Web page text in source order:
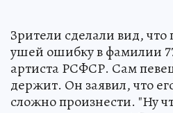
Зрители сделали вид,
ушей ошибку в фамилии
артиста РСФСР. Сам
держит. Он заявил, что
сложно произнести. "Ну